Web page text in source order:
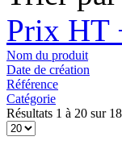
Prix HT
Nom du produit
Date de création
Référence
Catégorie
Résultats 1 à 20 sur